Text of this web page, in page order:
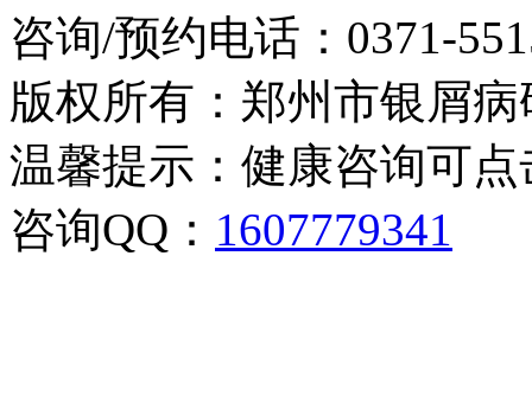
咨询/预约电话： 0371-
版权所有：郑州市银屑
温馨提示：健康咨询可
咨询QQ： 1607779341